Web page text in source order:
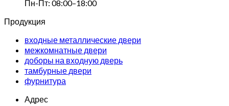
Пн-Пт: 08:00–18:00
Продукция
входные металлические двери
межкомнатные двери
доборы на входную дверь
тамбурные двери
фурнитура
Адрес